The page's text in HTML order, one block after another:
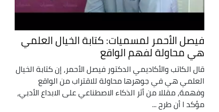
فيصل الأحمر لمسميات: كتابة الخيال العلمي
هي محاولة لفهم الواقع
قال الكاتب والأكاديمي الدكتور فيصل الأحمر، إن كتابة الخيال
العلمي هي في جوهرها محاولة للاقتراب من الواقع
وفهمهّ، مقللا من أثر الذكاء الاصطناعي على الابداع الأدبي،
مؤكد ا أن طرح ...